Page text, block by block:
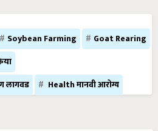
Soybean Farming
Goat Rearing
लागवड
Health मानवी आरोग्य